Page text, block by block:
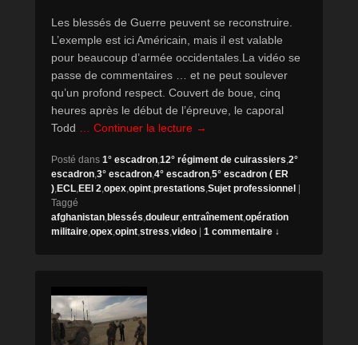
Les blessés de Guerre peuvent se reconstruire.
L’exemple est ici Américain, mais il est valable
pour beaucoup d’armée occidentales.La vidéo se
passe de commentaires … et ne peut soulever
qu’un profond respect. Couvert de boue, cinq
heures après le début de l’épreuve, le caporal
Todd
… Continuer la lecture →
Posté dans 1° escadron,12° régiment de cuirassiers,2°
escadron,3° escadron,4° escadron,5° escadron ( ER
),ECL,EEI 2,opex,opint,prestations,Sujet professionnel
Taggé
afghanistan,blessés,douleur,entraînement,opération
militaire,opex,opint,stress,video 1 commentaire ↓